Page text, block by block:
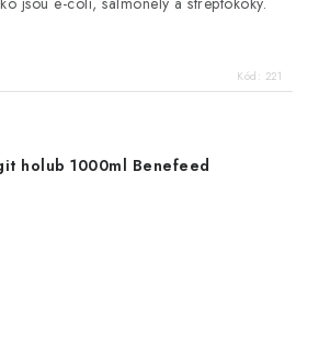
Kód: 221
holub 1000ml Benefeed